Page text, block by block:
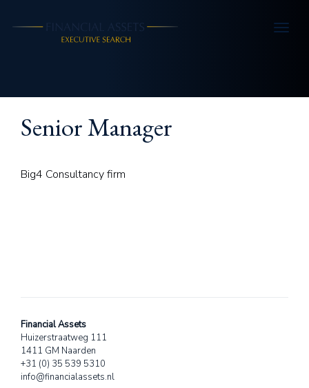
Senior Manager
Big4 Consultancy firm
Financial Assets
Huizerstraatweg 111
1411 GM Naarden
+31 (0) 35 539 5310
info@financialassets.nl